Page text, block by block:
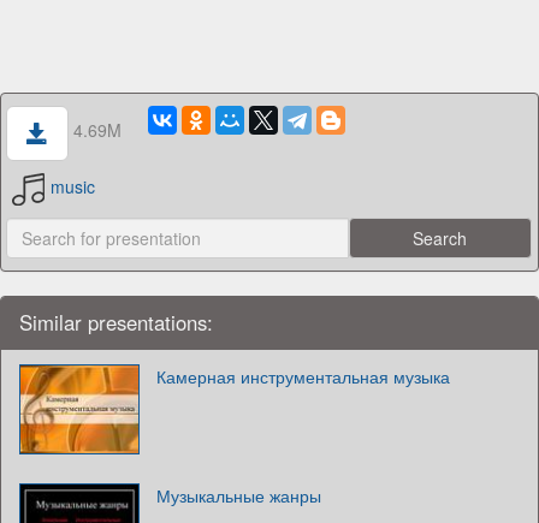
4.69M
music
Similar presentations:
Камерная инструментальная музыка
Музыкальные жанры